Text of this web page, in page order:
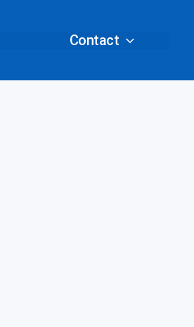
Contact